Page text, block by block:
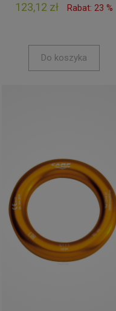
123,12 zł Rabat: 23 %
Do koszyka